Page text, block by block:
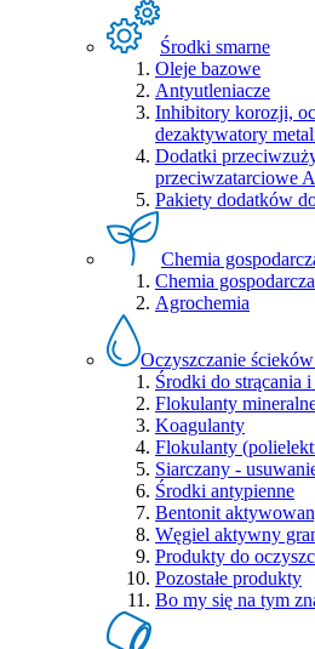
Środki smarne
Oleje bazowe
Antyutleniacze
Inhibitory korozji,
dezaktywatory
Dodatki
przeciwzatarciowe
Pakiety dodatków
Chemia
Chemia gospodarcza
Agrochemia
Oczyszczanie
Środki do strącania
Flokulanty
Koagulanty
Flokulanty
Siarczany -
Środki antypienne
Bentonit
Węgiel aktywny
Produkty do
Pozostałe produkty
Bo my się na tym